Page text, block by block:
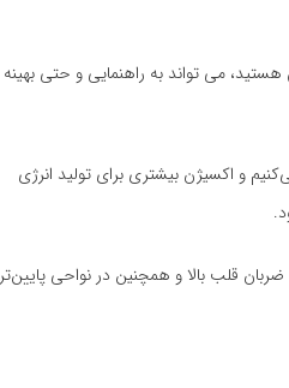
می تواند به راهنمایی و حتی بهینه
و اکسیژن بیشتری برای تولید انرژی
ضربان قلب بالا و همچنین در نواحی پایین‌تر